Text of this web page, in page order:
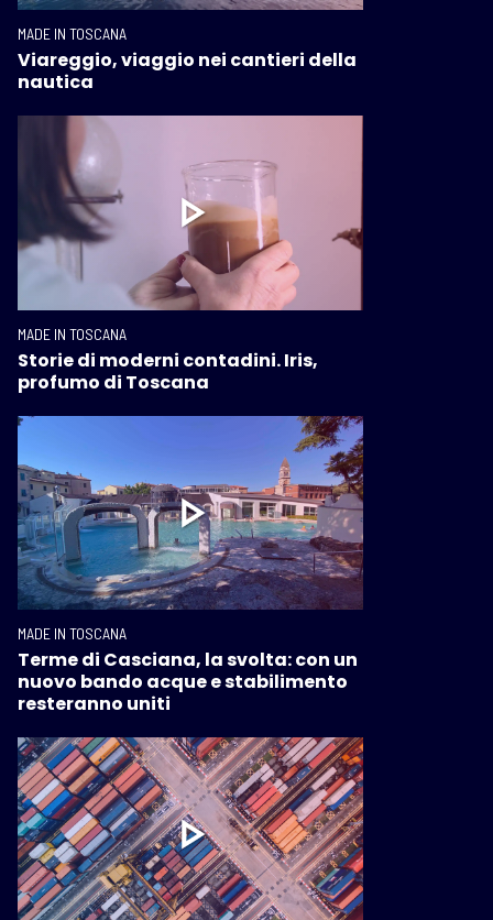
MADE IN TOSCANA
Viareggio, viaggio nei cantieri della
nautica
MADE IN TOSCANA
Storie di moderni contadini. Iris,
profumo di Toscana
MADE IN TOSCANA
Terme di Casciana, la svolta: con un
nuovo bando acque e stabilimento
resteranno uniti